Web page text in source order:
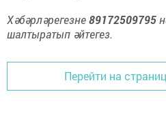
Хәбәрләрегезне89172509795
шалтыратып әйтегез.
Перейти на